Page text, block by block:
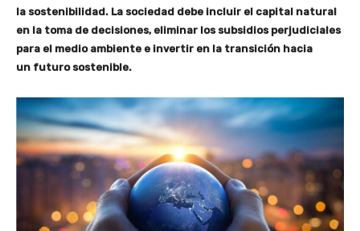
la sostenibilidad. La sociedad debe incluir el capital natural
en la toma de decisiones, eliminar los subsidios perjudiciales
para el medio ambiente e invertir en la transición hacia
un futuro sostenible.